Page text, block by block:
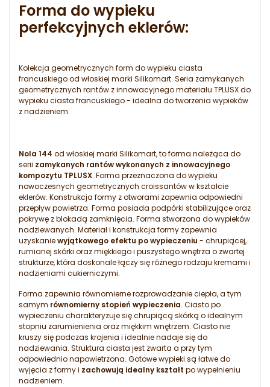
Forma do wypieku
perfekcyjnych eklerów:
Kolekcja geometrycznych form do wypieku ciasta
francuskiego od włoskiej marki Silikomart. Seria zamykanych
geometrycznych rantów z innowacyjnego materiału TPLUSX do
wypieku ciasta francuskiego - idealna do tworzenia wypieków
z nadzieniem.
Nola 144 od włoskiej marki Silikomart, to forma należąca do
serii zamykanych rantów wykonanych z innowacyjnego
kompozytu TPLUSX. Forma przeznaczona do wypieku
nowoczesnych geometrycznych croissantów w kształcie
eklerów. Konstrukcja formy z otworami zapewnia odpowiedni
przepływ powietrza. Forma posiada podpórki stabilizujące oraz
pokrywę z blokadą zamknięcia. Forma stworzona do wypieków
nadziewanych. Materiał i konstrukcja formy zapewnia
uzyskaniewyjątkowego efektu po wypieczeniu - chrupiącej,
rumianej skórki oraz miękkiego i puszystego wnętrza o zwartej
strukturze, która doskonale łączy się różnego rodzaju kremami i
nadzieniami cukierniczymi.
Forma zapewnia równomierne rozprowadzanie ciepła, a tym
samym równomierny stopień wypieczenia. Ciasto po
wypieczeniu charakteryzuje się chrupiącą skórką o idealnym
stopniu zarumienienia oraz miękkim wnętrzem. Ciasto nie
kruszy się podczas krojenia i idealnie nadaje się do
nadziewania. Struktura ciasta jest zwarta a przy tym
odpowiednio napowietrzona. Gotowe wypieki są łatwe do
wyjęcia z formy i zachowują idealny kształt po wypełnieniu
nadzieniem.